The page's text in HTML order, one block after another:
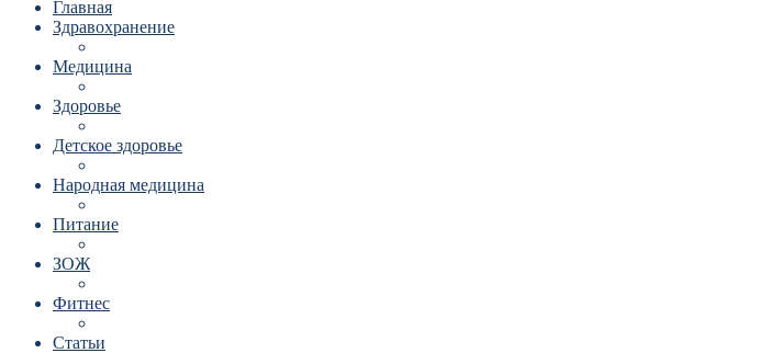
Главная
Здравохранение
Медицина
Здоровье
Детское здоровье
Народная медицина
Питание
ЗОЖ
Фитнес
Статьи